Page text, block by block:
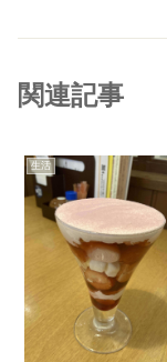
関連記事
生活